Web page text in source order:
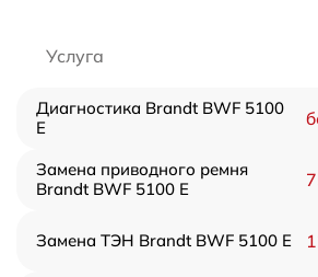
Услуга
Диагностика Brandt BWF 5100
E
Замена приводного ремня
Brandt BWF 5100 E
Замена ТЭН Brandt BWF 5100 E